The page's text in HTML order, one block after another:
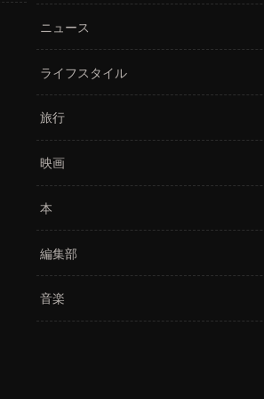
ニュース
ライフスタイル
旅行
映画
本
編集部
音楽